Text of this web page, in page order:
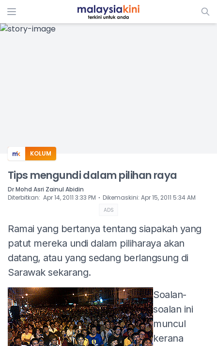
ADS
KOLUM
Tips mengundi dalam pilihan raya
Dr Mohd Asri Zainul Abidin
Diterbitkan: Apr 14, 2011 3:33 PM ⋅ Dikemaskini: Apr 15, 2011 5:34 AM
ADS
Ramai yang bertanya tentang siapakah yang
patut mereka undi dalam piliharaya akan
datang, atau yang sedang berlangsung di
Sarawak sekarang.
Soalan-
soalan ini
muncul
kerana